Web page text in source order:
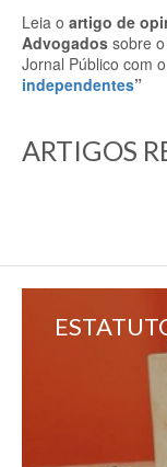
Leia o artigo de
Advogados sobre
Jornal Público com
independentes”
ARTIGOS